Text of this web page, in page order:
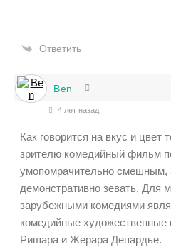
Ответить
Ben
4 лет назад
Как говорится на вкус и цвет
зрителю комедийный фильм
умопомрачительно смешным,
демонстративно зевать.
зарубежными комедиями
комедийные
Ришара и Жерара Депардье.